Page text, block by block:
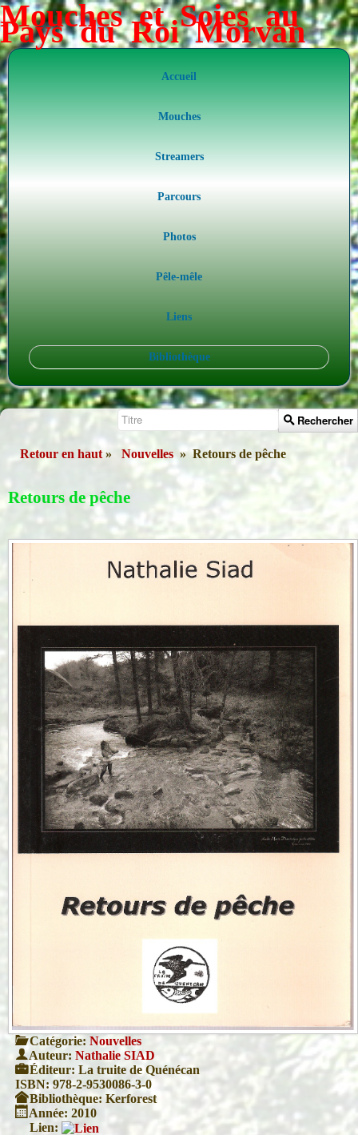
Mouches et Soies au
Pays du Roi Morvan
Accueil
Mouches
Streamers
Parcours
Photos
Pêle-mêle
Liens
Bibliothèque
Rechercher
Retour en haut » Nouvelles »Retours de pêche
Retours de pêche
Catégorie: Nouvelles
Auteur: Nathalie SIAD
Éditeur: La truite de Quénécan
ISBN: 978-2-9530086-3-0
Bibliothèque: Kerforest
Année: 2010
Lien: